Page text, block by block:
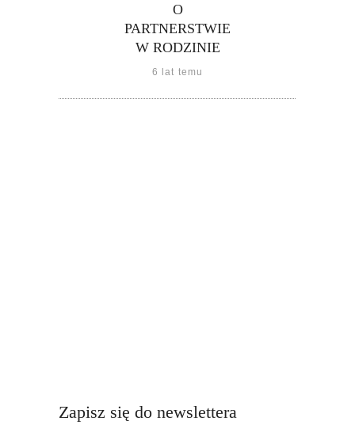
O
PARTNERSTWIE
W RODZINIE
6 lat temu
Zapisz się do newslettera